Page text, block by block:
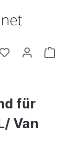
für
Van